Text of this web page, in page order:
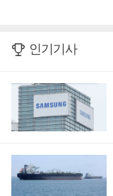
인기기사